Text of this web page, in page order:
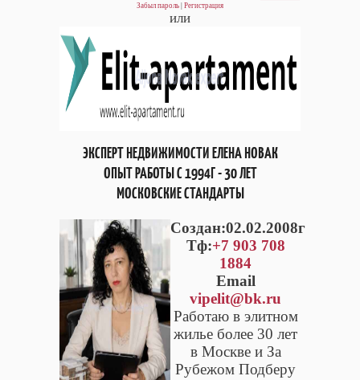
Забыл пароль Регистрация
или
ЭКСПЕРТ НЕДВИЖИМОСТИ ЕЛЕНА НОВАК
ОПЫТ РАБОТЫ С 1994Г - 30 ЛЕТ
МОСКОВСКИЕ СТАНДАРТЫ
Cоздан:02.02.2008г
Тф:+7 903 708
1884
Email
vipelit@bk.ru
Работаю в элитном
жилье более 30 лет
в Москве и За
Рубежом Подберу